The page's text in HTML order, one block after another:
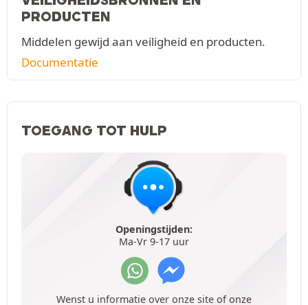
PRODUCTEN
Middelen gewijd aan veiligheid en producten.
Documentatie
TOEGANG TOT HULP
Openingstijden:
Ma-Vr 9-17 uur
Wenst u informatie over onze site of onze